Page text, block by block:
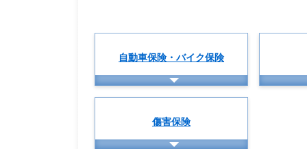
自動車保険・バイク保険
傷害保険